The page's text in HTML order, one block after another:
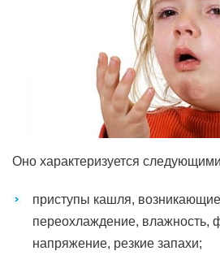
Оно характеризуется
приступы кашля,
переохлаждение, влажность,
напряжение, резкие запахи;